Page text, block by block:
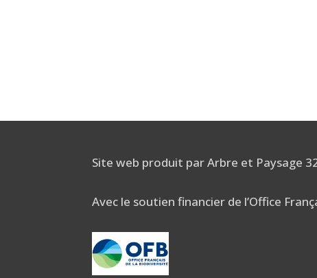
Site web produit par Arbre et Paysage
Avec le soutien financier de l’Office